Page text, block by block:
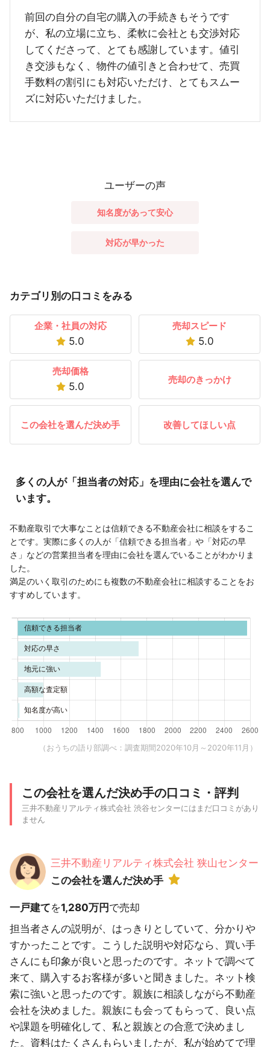
前回の自分の自宅の購入の手続きもそうです
が、私の立場に立ち、柔軟に会社とも交渉対応
してくださって、とても感謝しています。値引
き交渉もなく、物件の値引きと合わせて、売買
手数料の割引にも対応いただけ、とてもスムー
ズに対応いただけました。
ユーザーの声
知名度があって安心
対応が早かった
カテゴリ別の口コミをみる
企業・社員の対応
5.0
売却スピード
5.0
売却価格
5.0
売却のきっかけ
この会社を選んだ決め手 改善してほしい点
多くの人が「担当者の対応」を理由に会社を選んで
います。
不動産取引で大事なことは信頼できる不動産会社に相談をするこ
とです。実際に多くの人が「信頼できる担当者」や「対応の早
さ」などの営業担当者を理由に会社を選んでいることがわかりま
した。
満足のいく取引のためにも複数の不動産会社に相談することをお
すすめしています。
（おうちの語り部調べ：調査期間2020年10月～2020年11月）
この会社を選んだ決め手の口コミ・評判
三井不動産リアルティ株式会社 渋谷センターにはまだ口コミがあり
ません
三井不動産リアルティ株式会社 狭山センター
この会社を選んだ決め手
一戸建てを1,280万円で売却
担当者さんの説明が、はっきりとしていて、分かりや
すかったことです。こうした説明や対応なら、買い手
さんにも印象が良いと思ったのです。ネットで調べて
来て、購入するお客様が多いと聞きました。ネット検
索に強いと思ったのです。親族に相談しながら不動産
会社を決めました。親族にも会ってもらって、良い点
や課題を明確化して、私と親族との合意で決めまし
た。資料はたくさんもらいましたが、私が始めてで理